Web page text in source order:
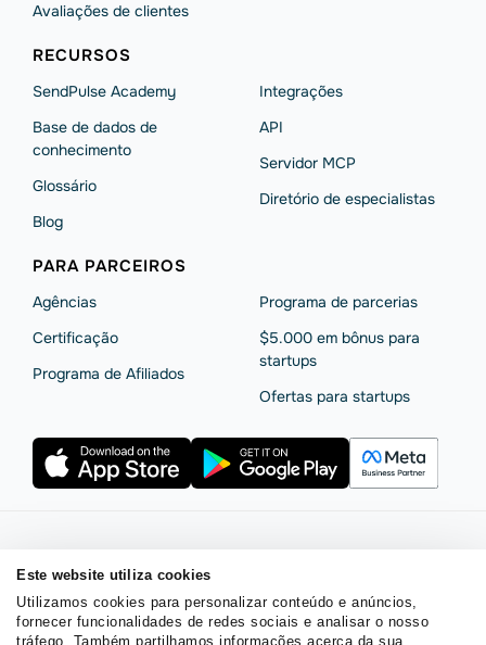
Este website utiliza cookies
Utilizamos cookies para personalizar conteúdo e anúncios,
fornecer funcionalidades de redes sociais e analisar o nosso
tráfego. Também partilhamos informações acerca da sua
Avaliações de clientes
RECURSOS
SendPulse Academy
Base de dados de
conhecimento
Glossário
Blog
Integrações
API
Servidor MCP
Diretório de especialistas
PARA PARCEIROS
Agências
Сertificação
Programa de Afiliados
Programa de parcerias
$5.000 em bônus para
startups
Ofertas para startups
Segurança e privacidade da SendPulse
Acordo de processamento de dados
Copyright © 2015 - 2026. SendPulse. Todos os direitos